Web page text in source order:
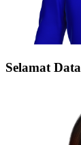
Selamat